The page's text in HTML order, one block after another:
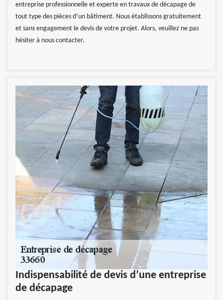
entreprise professionnelle et experte en travaux de décapage de
tout type des pièces d’un bâtiment. Nous établissons gratuitement
et sans engagement le devis de votre projet. Alors, veuillez ne pas
hésiter à nous contacter.
Indispensabilité de devis d’une entreprise
de décapage